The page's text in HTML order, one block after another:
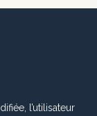
l’utilisateur